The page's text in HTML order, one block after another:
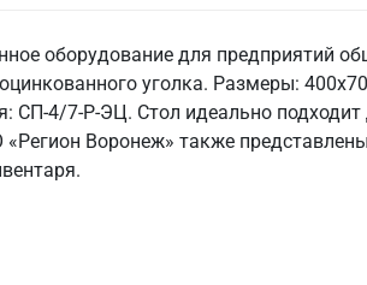
оборудование для предприятий
уголка. Размеры:
СП-4/7-Р-ЭЦ. Стол идеально
Воронеж» также